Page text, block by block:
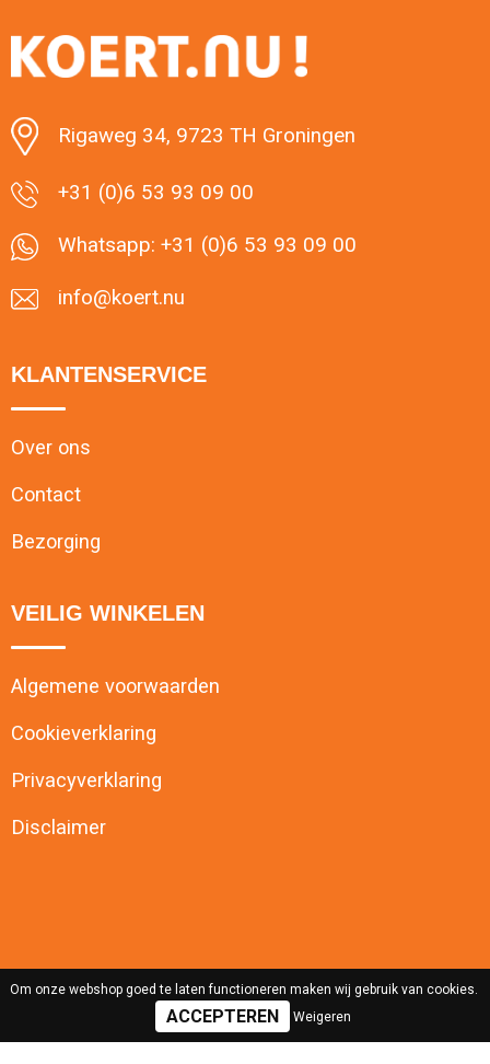
Minimale afname: 1
Rigaweg 34, 9723 TH Groningen
+31 (0)6 53 93 09 00
Whatsapp: +31 (0)6 53 93 09 00
info@koert.nu
KLANTENSERVICE
Over ons
Contact
Bezorging
VEILIG WINKELEN
Algemene voorwaarden
Cookieverklaring
Privacyverklaring
Disclaimer
Om onze webshop goed te laten functioneren maken wij gebruik van cookies.
Weigeren